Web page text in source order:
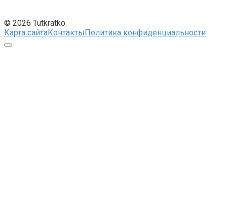
© 2026 Tutkratko
Карта сайтаКонтактыПолитика конфиденциальности